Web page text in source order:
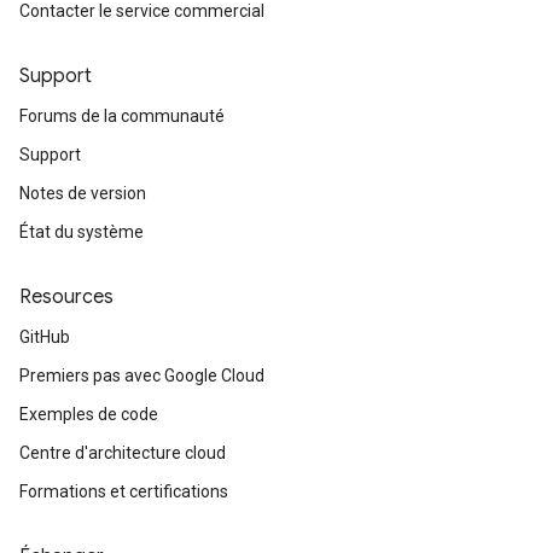
Contacter le service commercial
Support
Forums de la communauté
Support
Notes de version
État du système
Resources
GitHub
Premiers pas avec Google Cloud
Exemples de code
Centre d'architecture cloud
Formations et certifications